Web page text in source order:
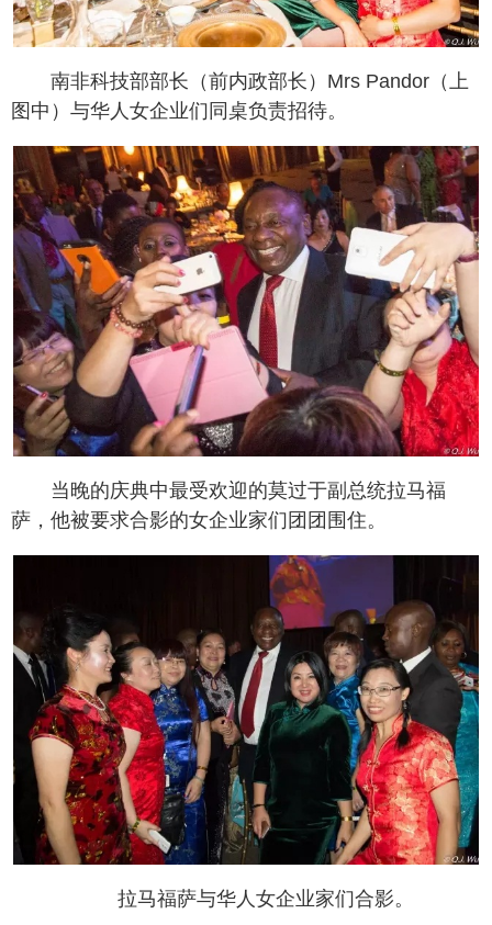
南非科技部部长（前内政部长）Mrs Pandor（上
图中）与华人女企业们同桌负责招待。
当晚的庆典中最受欢迎的莫过于副总统拉马福
萨，他被要求合影的女企业家们团团围住。
拉马福萨与华人女企业家们合影。